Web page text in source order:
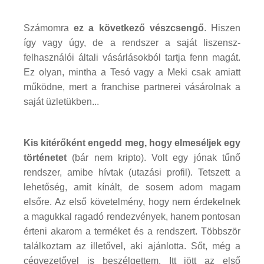
Számomraez a következő vészcsengő. Hiszen
így vagy úgy, de a rendszer a saját liszensz-
felhasználói általi vásárlásokból tartja fenn magát.
Ez olyan, mintha a Tesó vagy a Meki csak amiatt
működne, mert a franchise partnerei vásárolnak a
saját üzletükben...
Kis kitérőként engedd meg, hogy elmeséljek egy
történetet (bár nem kripto). Volt egy jónak tűnő
rendszer, amibe hívtak (utazási profil). Tetszett a
lehetőség, amit kínált, de sosem adom magam
elsőre. Az első követelmény, hogy nem érdekelnek
a magukkal ragadó rendezvények, hanem pontosan
érteni akarom a terméket és a rendszert. Többször
találkoztam az illetővel, aki ajánlotta. Sőt, még a
cégvezetővel is beszélgettem. Itt jött az első